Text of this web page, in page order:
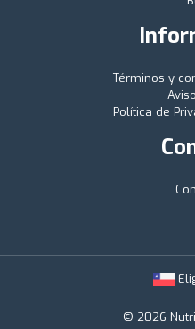
Términos y
Política de
© 2026